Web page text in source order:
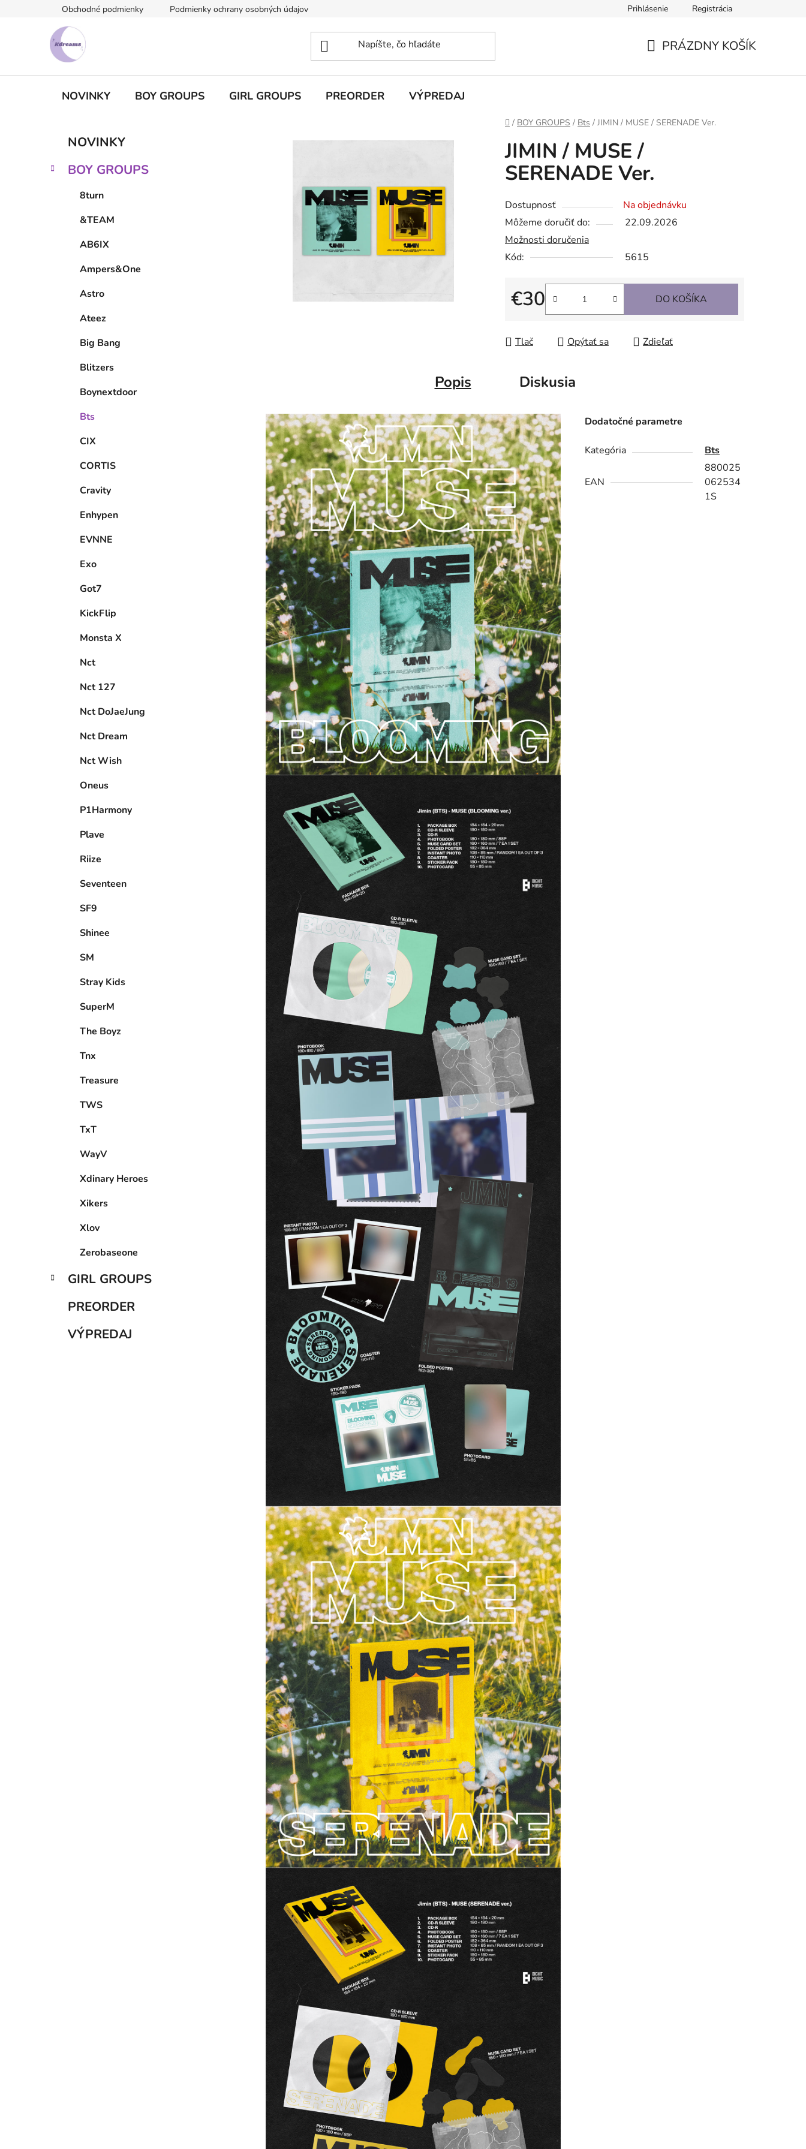
Obchodné podmienky Podmienky ochrany osobných údajov Prihlásenie Registrácia
PRÁZDNY KOŠÍK
NOVINKY BOY GROUPS GIRL GROUPS PREORDER VÝPREDAJ
Domov
/ BOY GROUPS / Bts / JIMIN / MUSE / SERENADE Ver.
č
Preskočiť
kategórie
e
NOVINKY
BOY GROUPS
8turn
&TEAM
AB6IX
Ampers&One
Astro
Ateez
Big Bang
Blitzers
Boynextdoor
Bts
CIX
CORTIS
Cravity
Enhypen
EVNNE
Exo
Got7
KickFlip
Monsta X
Nct
Nct 127
Nct DoJaeJung
Nct Dream
Nct Wish
Oneus
P1Harmony
Plave
Riize
Seventeen
SF9
Shinee
SM
Stray Kids
SuperM
The Boyz
Tnx
Treasure
TWS
TxT
WayV
Xdinary Heroes
Xikers
Xlov
Zerobaseone
GIRL GROUPS
PREORDER
VÝPREDAJ
JIMIN / MUSE /
SERENADE Ver.
Dostupnosť
Na objednávku
Môžeme doručiť do:
22.09.2026
Možnosti doručenia
Kód:
5615
€30
Jednotková cena:
DO KOŠÍKA
Tlač Opýtať sa Zdieľať
Popis Diskusia
Dodatočné parametre
Kategória Bts
EAN
880025
062534
1S